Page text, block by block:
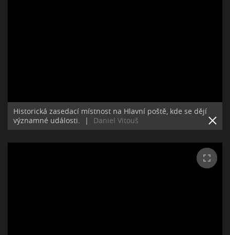
Historická zasedací místnost na Hlavní poště, kde se dějí
významné události.
| Daniel Vitouš